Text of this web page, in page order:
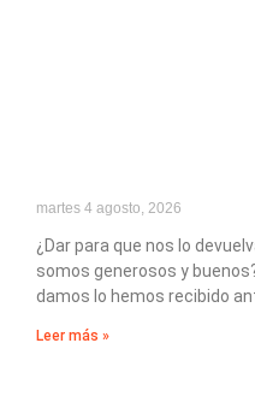
martes 4 agosto, 2026
¿Dar para que nos lo
somos generosos y
damos lo hemos recibido
Leer más »